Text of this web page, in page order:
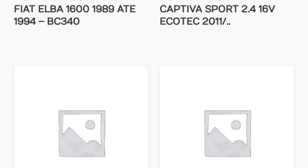
FIAT ELBA 1600 1989 ATE
1994 – BC340
CAPTIVA SPORT 2.4 16V
ECOTEC 2011/..